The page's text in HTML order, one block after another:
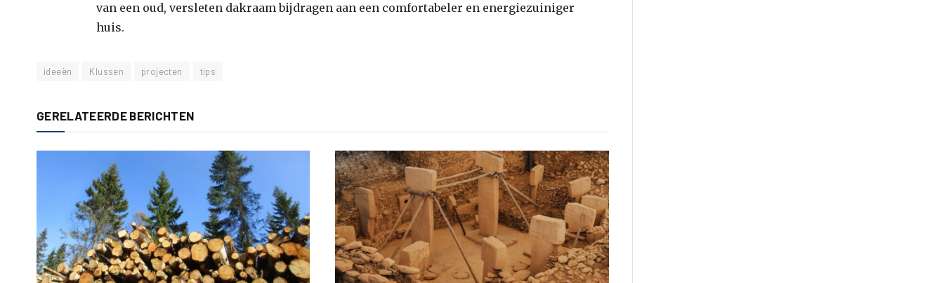
van een oud, versleten dakraam bijdragen aan een comfortabeler en energiezuiniger
huis.
ideeën Klussen projecten tips
GERELATEERDE BERICHTEN